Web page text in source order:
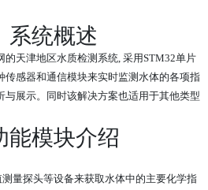
系统概述
天津地区水质检测系统, 采用STM32单片
传感器和通信模块来实时监测水体的各项指
与展示。同时该解决方案也适用于其他类型
能模块介绍
量探头等设备来获取水体中的主要化学指